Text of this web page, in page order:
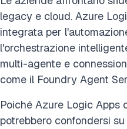
legacy e cloud. Azure
integrata per
l'orchestrazione
multi-agente e
come il Foundry Agent
Poiché Azure Logic Apps
potrebbero confondersi